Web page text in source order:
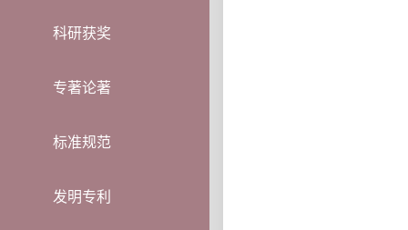
科研获奖
专著论著
标准规范
发明专利